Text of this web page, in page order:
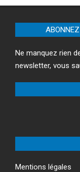
Ne manquez rien
newsletter, vous
Mentions légales